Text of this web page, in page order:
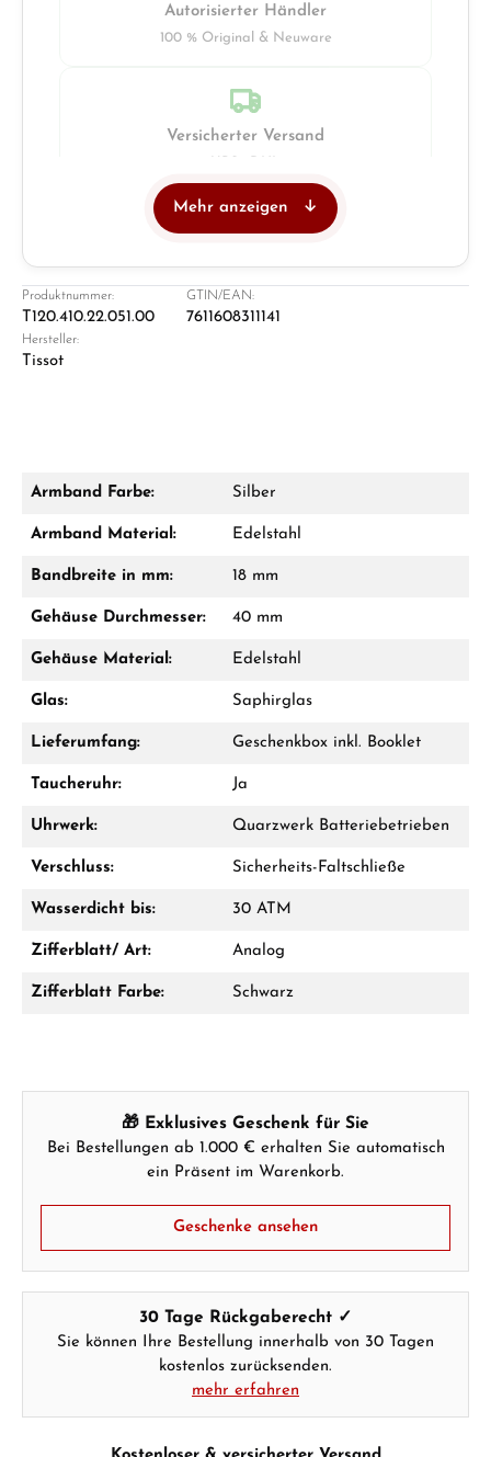
Autorisierter Händler
100 % Original & Neuware
Versicherter Versand
Ladengeschäft in Solingen
Damon Reiners
WhatsApp Chat
Geschenk im Warenkorb.
GESCHENKE ANSEHEN
Mehr anzeigen
Produktnummer:
T120.410.22.051.00
GTIN/EAN:
7611608311141
Hersteller:
Tissot
Armband Farbe: Silber
Armband Material: Edelstahl
Bandbreite in mm: 18 mm
Gehäuse Durchmesser: 40 mm
Gehäuse Material: Edelstahl
Glas: Saphirglas
Lieferumfang: Geschenkbox inkl. Booklet
Taucheruhr: Ja
Uhrwerk: Quarzwerk Batteriebetrieben
Verschluss: Sicherheits-Faltschließe
Wasserdicht bis: 30 ATM
Zifferblatt/ Art: Analog
Zifferblatt Farbe: Schwarz
🎁 Exklusives Geschenk für Sie
Bei Bestellungen ab 1.000 € erhalten Sie automatisch
ein Präsent im Warenkorb.
Geschenke ansehen
30 Tage Rückgaberecht ✓
Sie können Ihre Bestellung innerhalb von 30 Tagen
kostenlos zurücksenden.
mehr erfahren